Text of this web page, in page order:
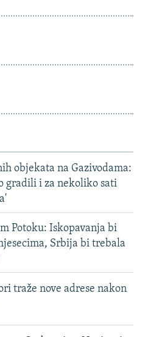
objekata na Gazivodama:
gradili i za nekoliko sati
Potoku: Iskopavanja bi
Srbija bi trebala
traže nove adrese nakon